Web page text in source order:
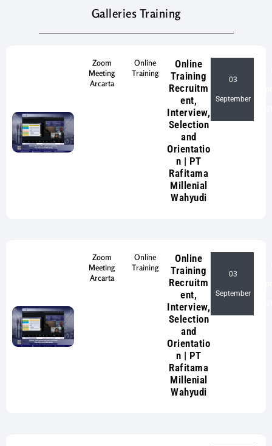
Galleries Training
Zoom
Meeting
Arcarta
Online
Training
Online
Training
Recruitm
ent,
Interview,
Selection
and
Orientatio
n | PT
Rafitama
Millenial
Wahyudi
03
September
Zoom
Meeting
Arcarta
Online
Training
Online
Training
Recruitm
ent,
Interview,
Selection
and
Orientatio
n | PT
Rafitama
Millenial
Wahyudi
03
September